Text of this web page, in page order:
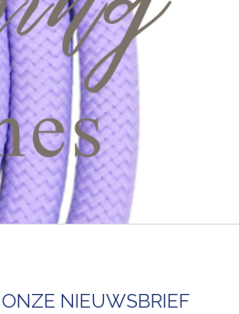
NIEUWSBRIEF